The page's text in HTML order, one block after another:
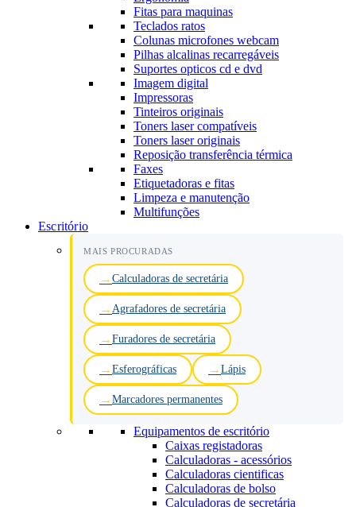
Fitas para maquinas
Teclados ratos
Colunas microfones webcam
Pilhas alcalinas recarregáveis
Suportes opticos cd e dvd
Imagem digital
Impressoras
Tinteiros originais
Toners laser compatíveis
Toners laser originais
Reposição transferência térmica
Faxes
Etiquetadoras e fitas
Limpeza e manutenção
Multifunções
Escritório
MAIS PROCURADAS
Calculadoras de secretária
Agrafadores de secretária
Furadores de secretária
Esferográficas Lápis
Marcadores permanentes
Equipamentos de escritório
Caixas registadoras
Calculadoras - acessórios
Calculadoras cientificas
Calculadoras de bolso
Calculadoras de secretária